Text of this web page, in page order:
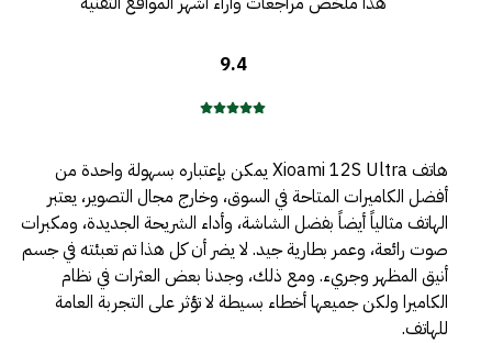
9.4
هاتف Xioami 12S Ultra يمكن بإعتباره بسهولة واحدة من
أفضل الكاميرات المتاحة في السوق، وخارج مجال التصوير، يعتبر
الهاتف مثالياً أيضاً بفضل الشاشة، وأداء الشريحة الجديدة، ومكبرات
صوت رائعة، وعمر بطارية جيد. لا يضر أن كل هذا تم تعبئته في جسم
أنيق المظهر وجريء. ومع ذلك، وجدنا بعض العثرات في نظام
الكاميرا ولكن جميعها أخطاء بسيطة لا تؤثر على التجربة العامة
للهاتف.